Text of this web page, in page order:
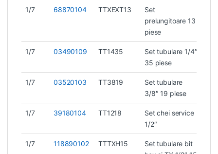
1/7 68870104 TTXEXT13
Set
prelungitoare 13
piese
1/7 03490109 TT1435
Set tubulare 1/4″
35 piese
1/7 03520103 TT3819
Set tubulare
3/8″ 19 piese
1/7 39180104 TT1218
Set chei service
1/2″
1/7 118890102 TTTXH15
Set tubulare bit